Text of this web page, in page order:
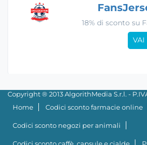
18% di sconto su
VAI
Copyright ® 2013 AlgorithMedia S.r.l. -
Home
Codici sconto farmacie online
Codici sconto negozi per animali
Codici sconto caffè, capsule e cialde